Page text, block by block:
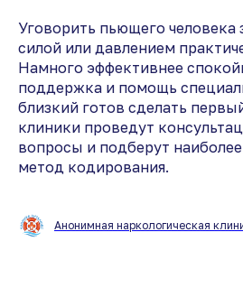
Уговорить пьющего человека
силой или давлением
Намного эффективнее
поддержка и помощь
близкий готов сделать
клиники проведут
вопросы и подберут
метод кодирования.
Анонимная наркологическая